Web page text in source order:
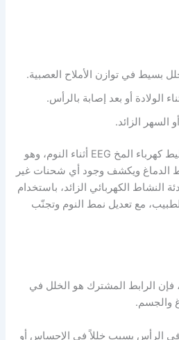
بسيط في توازن الأملاح العصبية.
الولادة أو بعد إصابة بالرأس.
السهر الزائد.
التشخيص يتم من خلال تخطيط كهرباء المخ EEG أثناء النوم، وهو
الدماغ ويكشف وجود أي شحنات غير
النشاط الكهربائي الزائد، باستخدام
مع تعديل نمط النوم وتجنّب
فإن الرابط المشترك هو الخلل في
والجسم.
الرأس يسبب خللاً في الإحساس أو